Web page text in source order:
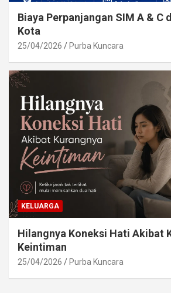
Biaya Perpanjangan SIM A & C
Kota
25/04/2026 Purba Kuncara
KELUARGA
Hilangnya Koneksi Hati Akibat
Keintiman
25/04/2026 Purba Kuncara